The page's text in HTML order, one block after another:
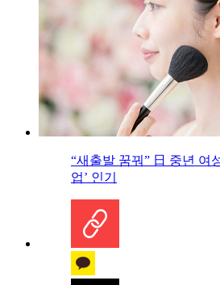
“새출발 꿈꿔” 日 중년 여
업’ 인기